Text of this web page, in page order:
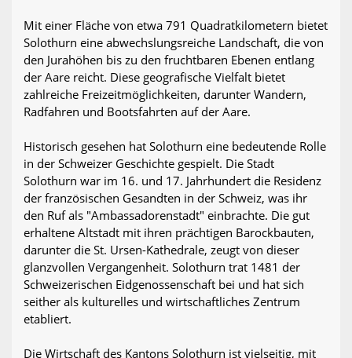
Mit einer Fläche von etwa 791 Quadratkilometern bietet
Solothurn eine abwechslungsreiche Landschaft, die von
den Jurahöhen bis zu den fruchtbaren Ebenen entlang
der Aare reicht. Diese geografische Vielfalt bietet
zahlreiche Freizeitmöglichkeiten, darunter Wandern,
Radfahren und Bootsfahrten auf der Aare.
Historisch gesehen hat Solothurn eine bedeutende Rolle
in der Schweizer Geschichte gespielt. Die Stadt
Solothurn war im 16. und 17. Jahrhundert die Residenz
der französischen Gesandten in der Schweiz, was ihr
den Ruf als "Ambassadorenstadt" einbrachte. Die gut
erhaltene Altstadt mit ihren prächtigen Barockbauten,
darunter die St. Ursen-Kathedrale, zeugt von dieser
glanzvollen Vergangenheit. Solothurn trat 1481 der
Schweizerischen Eidgenossenschaft bei und hat sich
seither als kulturelles und wirtschaftliches Zentrum
etabliert.
Die Wirtschaft des Kantons Solothurn ist vielseitig, mit